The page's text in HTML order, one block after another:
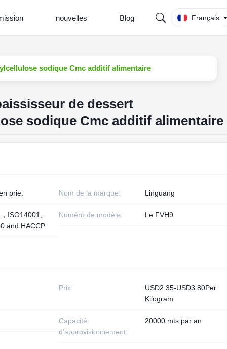
nouvelles Blog Français
sodique Cmc additif alimentaire
de dessert
sodique Cmc additif alimentaire
prie. Nom de la marque: Linguang
ISO14001,
and HACCP
Numéro de modèle: Le FVH9
Prix:
USD2.35-USD3.80Per
Kilogram
Capacité
d'approvisionnement:
20000 mts par an